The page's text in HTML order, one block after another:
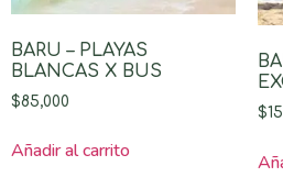
BARU – PLAYAS
BLANCAS X BUS
$85,000
Añadir al carrito
$